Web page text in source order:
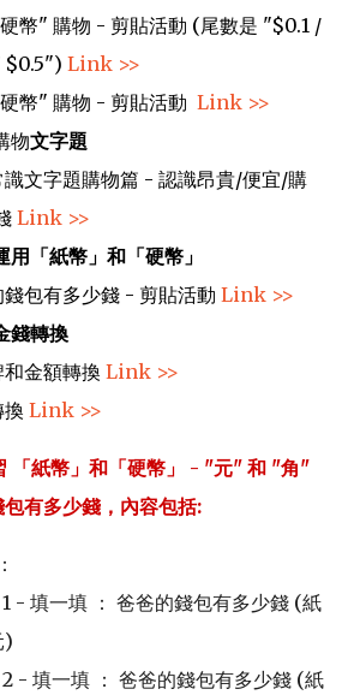
幣" 購物 - 剪貼活動 (尾數是 "$0.1 /
$0.5") Link >>
幣" 購物 - 剪貼活動 Link >>
物文字題
識文字題購物篇 - 認識昂貴/便宜/購
Link >>
「紙幣」和「硬幣」
包有多少錢 - 剪貼活動 Link >>
錢轉換
金額轉換 Link >>
Link >>
「紙幣」和「硬幣」 - "元" 和 "角"
有多少錢 ， 內容包括:
- 填一填 ： 爸爸的錢包有多少錢 (紙
)
- 填一填 ： 爸爸的錢包有多少錢 (紙